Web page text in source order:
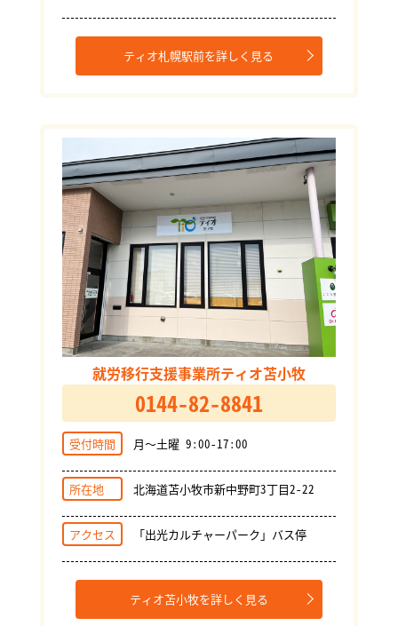
ティオ札幌駅前を詳しく見る
就労移行支援事業所ティオ苫小牧
0144-82-8841
受付時間 月～土曜 9:00-17:00
所在地 北海道苫小牧市新中野町3丁目2-22
アクセス 「出光カルチャーパーク」バス停
ティオ苫小牧を詳しく見る